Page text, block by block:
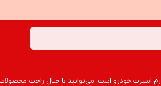
خودرو است. می‌توانید با خیال راحت